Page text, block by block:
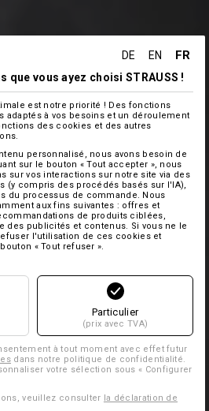
DE EN FR
que vous ayez choisi STRAUSS !
est notre priorité ! Des fonctions
adaptés à vos besoins et un déroulement
des cookies et des autres
personnalisé, nous avons besoin de
sur le bouton « Tout accepter », nous
sur vos interactions sur notre site via des
(y compris des procédés basés sur l'IA),
du processus de commande. Nous
aux fins suivantes : offres et
de produits ciblées,
des publicités et contenus. Si vous ne le
l'utilisation de ces cookies et
« Tout refuser ».
Particulier
(prix avec TVA)
à tout moment avec effet futur
dans notre politique de confidentialité.
votre sélection sous « Configurer
veuillez consulter la déclaration de